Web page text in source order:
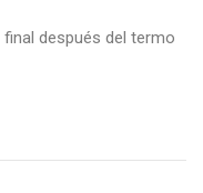
después del termo